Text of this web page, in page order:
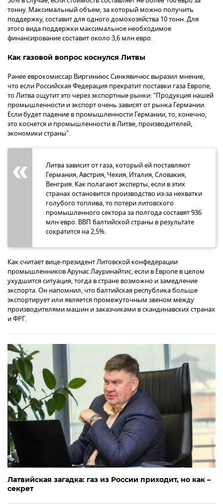
тонну. Максимальный объем, за который можно получить
поддержку, составит для одного домохозяйства 10 тонн. Для
этого вида поддержки максимальное необходимое
финансирование составит около 3,6 млн евро.
Как газовой вопрос коснулся Литвы
Ранее еврокомиссар Виргиниюс Синкявичюс выразил мнение,
что если Российская Федерация прекратит поставки газа Европе,
то Литва ощутит это через экспортные рынки: "Продукция нашей
промышленности и экспорт очень зависят от рынка Германии.
Если будет падение в промышленности Германии, то, конечно,
это коснется и промышленности в Литве, производителей,
экономики страны".
Литва зависит от газа, который ей поставляют
Германия, Австрия, Чехия, Италия, Словакия,
Венгрия. Как полагают эксперты, если в этих
странах остановится производство из-за нехватки
голубого топлива, то потери литовского
промышленного сектора за полгода составят 936
млн евро. ВВП балтийской страны в результате
сократится на 2,5%.
Как считает вице-президент Литовской конфедерации
промышленников Арунас Лауринайтис, если в Европе в целом
ухудшится ситуация, тогда в стране возможно и замедление
экспорта. Он напомнил, что балтийская республика больше
экспортирует или является промежуточным звеном между
производителями машин и заказчиками в скандинавских странах
и ФРГ.
Латвийская загадка: газ из России приходит, но как –
секрет